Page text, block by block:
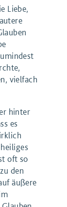
Liebe,
vielfach
hinter
es
oft so
den
äußere